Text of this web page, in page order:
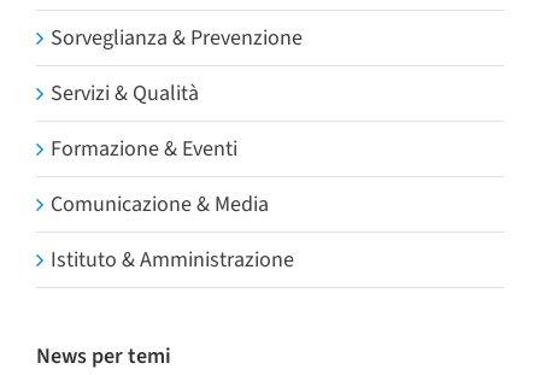
Sorveglianza & Prevenzione
Servizi & Qualità
Formazione & Eventi
Comunicazione & Media
Istituto & Amministrazione
News per temi